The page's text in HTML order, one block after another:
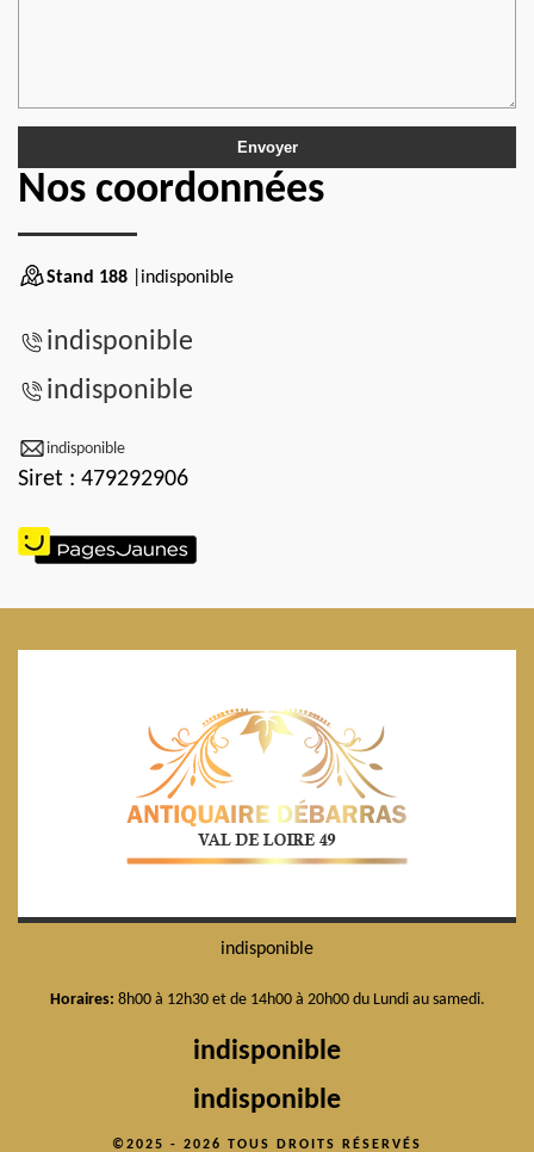
Nos coordonnées
Stand 188 |indisponible
indisponible
indisponible
indisponible
Siret : 479292906
indisponible
Horaires: 8h00 à 12h30 et de 14h00 à 20h00 du Lundi au samedi.
indisponible
indisponible
©2025 - 2026 TOUS DROITS RÉSERVÉS